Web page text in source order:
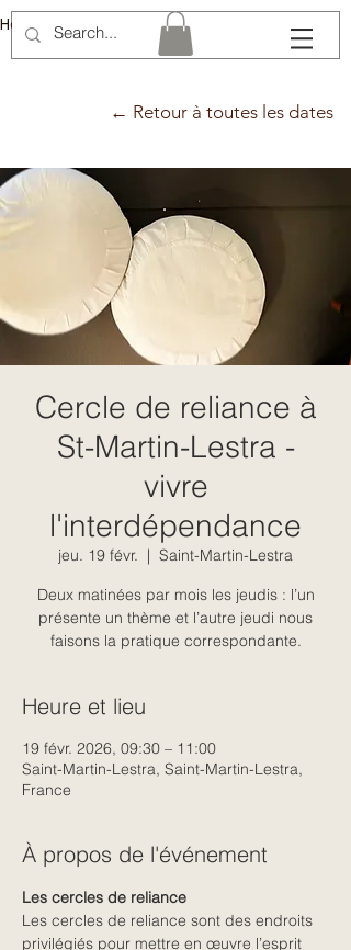
Hélène Lémery
← Retour à toutes les dates
Cercle de reliance à
St-Martin-Lestra -
vivre
l'interdépendance
jeu. 19 févr.
  |
Saint-Martin-Lestra
Deux matinées par mois les jeudis : l’un
présente un thème et l’autre jeudi nous
faisons la pratique correspondante.
Heure et lieu
19 févr. 2026, 09:30 – 11:00
Saint-Martin-Lestra, Saint-Martin-Lestra,
France
À propos de l'événement
Les cercles de reliance
Les cercles de reliance sont des endroits
privilégiés pour mettre en œuvre l’esprit